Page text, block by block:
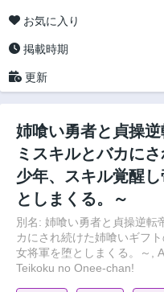
お気に入り
掲載時期
更新
姉喰い勇者と貞操
ミスキルとバカに
少年、スキル覚醒
としまくる。～
別名: 姉喰い勇者と貞操逆転
カにされ続けた姉喰いギフ
女将軍を堕としまくる。～,
Teikoku no Onee-chan!